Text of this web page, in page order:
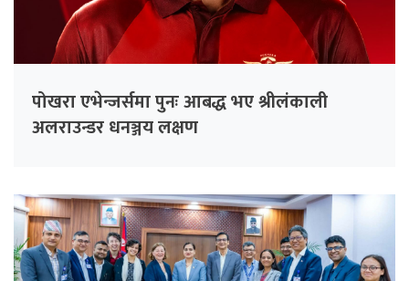
पोखरा एभेन्जर्समा पुनः आबद्ध भए श्रीलंकाली
अलराउन्डर धनञ्जय लक्षण